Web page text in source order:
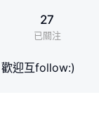
27
已關注
迎互follow:)